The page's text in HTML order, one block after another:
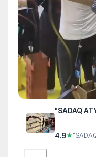
"SADAQ
4.9★